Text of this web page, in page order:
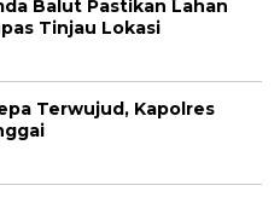
Balut Pastikan Lahan
Tinjau Lokasi
Terwujud, Kapolres